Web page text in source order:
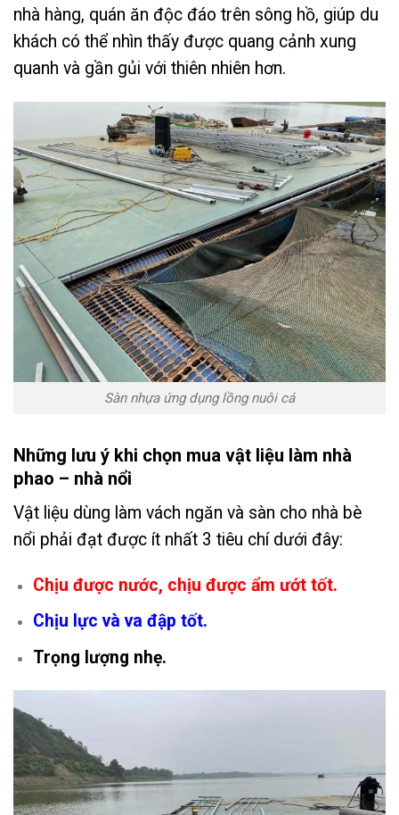
nhà hàng, quán ăn độc đáo trên sông hồ, giúp du
khách có thể nhìn thấy được quang cảnh xung
quanh và gần gủi với thiên nhiên hơn.
Sàn nhựa ứng dụng lồng nuôi cá
Những lưu ý khi chọn mua vật liệu làm nhà
phao – nhà nổi
Vật liệu dùng làm vách ngăn và sàn cho nhà bè
nổi phải đạt được ít nhất 3 tiêu chí dưới đây:
Chịu được nước, chịu được ẩm ướt tốt.
Chịu lực và va đập tốt.
Trọng lượng nhẹ.